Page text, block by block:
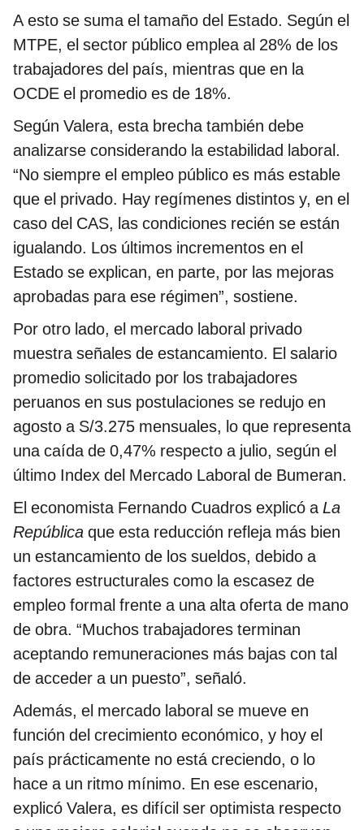
A esto se suma el tamaño del Estado. Según el
MTPE, el sector público emplea al 28% de los
trabajadores del país, mientras que en la
OCDE el promedio es de 18%.
Según Valera, esta brecha también debe
analizarse considerando la estabilidad laboral.
“No siempre el empleo público es más estable
que el privado. Hay regímenes distintos y, en el
caso del CAS, las condiciones recién se están
igualando. Los últimos incrementos en el
Estado se explican, en parte, por las mejoras
aprobadas para ese régimen”, sostiene.
Por otro lado, el mercado laboral privado
muestra señales de estancamiento. El salario
promedio solicitado por los trabajadores
peruanos en sus postulaciones se redujo en
agosto a S/3.275 mensuales, lo que representa
una caída de 0,47% respecto a julio, según el
último Index del Mercado Laboral de Bumeran.
El economista Fernando Cuadros explicó aLa
República que esta reducción refleja más bien
un estancamiento de los sueldos, debido a
factores estructurales como la escasez de
empleo formal frente a una alta oferta de mano
de obra. “Muchos trabajadores terminan
aceptando remuneraciones más bajas con tal
de acceder a un puesto”, señaló.
Además, el mercado laboral se mueve en
función del crecimiento económico, y hoy el
país prácticamente no está creciendo, o lo
hace a un ritmo mínimo. En ese escenario,
explicó Valera, es difícil ser optimista respecto